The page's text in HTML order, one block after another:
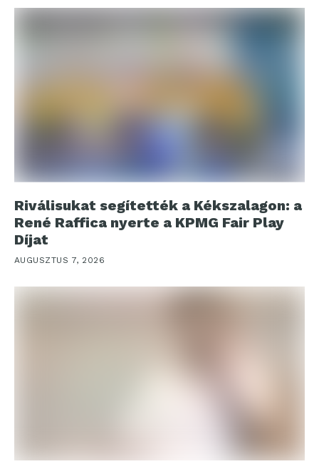
Riválisukat segítették a Kékszalagon: a
René Raffica nyerte a KPMG Fair Play
Díjat
AUGUSZTUS 7, 2026